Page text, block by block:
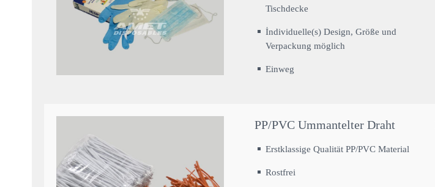
Tischdecke
İndividuelle(s) Design, Größe und
Verpackung möglich
Einweg
PP/PVC Ummantelter Draht
Erstklassige Qualität PP/PVC Material
Rostfrei